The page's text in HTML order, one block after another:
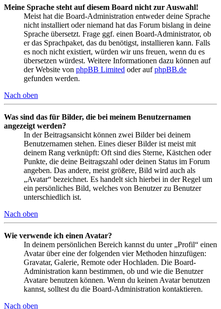
Meine Sprache steht auf diesem Board nicht zur Auswahl!
Meist hat die Board-Administration entweder deine Sprache
nicht installiert oder niemand hat das Forum bislang in deine
Sprache übersetzt. Frage ggf. einen Board-Administrator, ob
er das Sprachpaket, das du benötigst, installieren kann. Falls
es noch nicht existiert, würden wir uns freuen, wenn du es
übersetzen würdest. Weitere Informationen dazu können auf
der Website von phpBB Limited oder aufphpBB.de
gefunden werden.
Nach oben
Was sind das für Bilder, die bei meinem Benutzernamen
angezeigt werden?
In der Beitragsansicht können zwei Bilder bei deinem
Benutzernamen stehen. Eines dieser Bilder ist meist mit
deinem Rang verknüpft: Oft sind dies Sterne, Kästchen oder
Punkte, die deine Beitragszahl oder deinen Status im Forum
angeben. Das andere, meist größere, Bild wird auch als
„Avatar“ bezeichnet. Es handelt sich hierbei in der Regel um
ein persönliches Bild, welches von Benutzer zu Benutzer
unterschiedlich ist.
Nach oben
Wie verwende ich einen Avatar?
In deinem persönlichen Bereich kannst du unter „Profil“ einen
Avatar über eine der folgenden vier Methoden hinzufügen:
Gravatar, Galerie, Remote oder Hochladen. Die Board-
Administration kann bestimmen, ob und wie die Benutzer
Avatare benutzen können. Wenn du keinen Avatar benutzen
kannst, solltest du die Board-Administration kontaktieren.
Nach oben